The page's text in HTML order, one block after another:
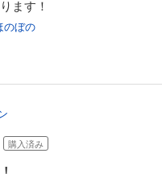
ます！
のぼの
購入済み